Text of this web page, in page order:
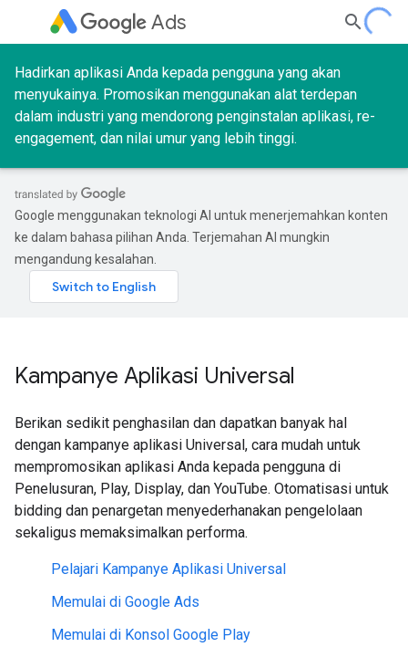
Ads
Hadirkan aplikasi Anda kepada pengguna yang akan
menyukainya. Promosikan menggunakan alat terdepan
dalam industri yang mendorong penginstalan aplikasi, re-
engagement, dan nilai umur yang lebih tinggi.
Google menggunakan teknologi AI untuk menerjemahkan konten
ke dalam bahasa pilihan Anda. Terjemahan AI mungkin
mengandung kesalahan.
Kampanye Aplikasi Universal
Berikan sedikit penghasilan dan dapatkan banyak hal
dengan kampanye aplikasi Universal, cara mudah untuk
mempromosikan aplikasi Anda kepada pengguna di
Penelusuran, Play, Display, dan YouTube. Otomatisasi untuk
bidding dan penargetan menyederhanakan pengelolaan
sekaligus memaksimalkan performa.
Pelajari Kampanye Aplikasi Universal
Memulai di Google Ads
Memulai di Konsol Google Play